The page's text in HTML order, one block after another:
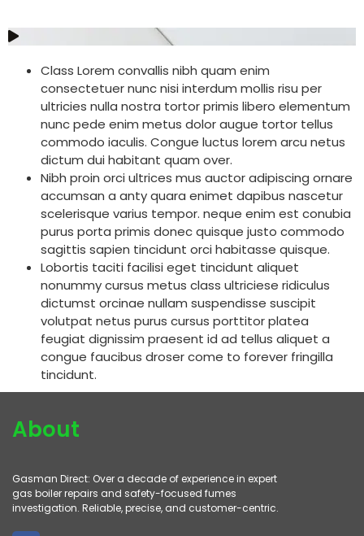
Class Lorem convallis nibh quam enim
consectetuer nunc nisi interdum mollis risu per
ultricies nulla nostra tortor primis libero elementum
nunc pede enim metus dolor augue tortor tellus
commodo iaculis. Congue luctus lorem arcu netus
dictum dui habitant quam over.
Nibh proin orci ultrices mus auctor adipiscing ornare
accumsan a anty quara enimet dapibus nascetur
scelerisque varius tempor. neque enim est conubia
purus porta primis donec quisque justo commodo
sagittis sapien tincidunt orci habitasse quisque.
Lobortis taciti facilisi eget tincidunt aliquet
nonummy cursus metus class ultriciese ridiculus
dictumst orcinae nullam suspendisse suscipit
volutpat netus purus cursus porttitor platea
feugiat dignissim praesent id ad tellus aliquet a
congue faucibus droser come to forever fringilla
tincidunt.
About
Gasman Direct: Over a decade of experience in expert
gas boiler repairs and safety-focused fumes
investigation. Reliable, precise, and customer-centric.